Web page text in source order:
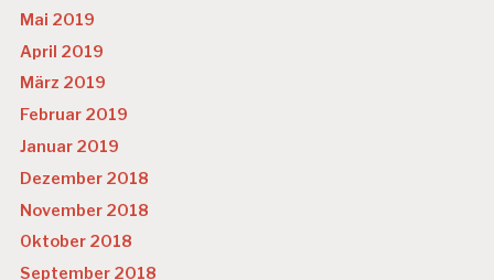
Mai 2019
April 2019
März 2019
Februar 2019
Januar 2019
Dezember 2018
November 2018
Oktober 2018
September 2018